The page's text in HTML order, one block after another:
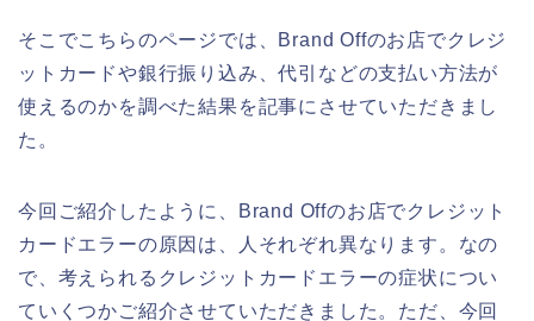
そこでこちらのページでは、Brand Offのお店でクレジ
ットカードや銀行振り込み、代引などの支払い方法が
使えるのかを調べた結果を記事にさせていただきまし
た。
今回ご紹介したように、Brand Offのお店でクレジット
カードエラーの原因は、人それぞれ異なります。なの
で、考えられるクレジットカードエラーの症状につい
ていくつかご紹介させていただきました。ただ、今回